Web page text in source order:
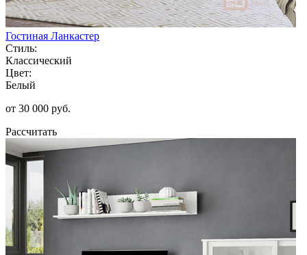
Гостиная Ланкастер
Стиль:
Классический
Цвет:
Белый
от 30 000 руб.
Рассчитать